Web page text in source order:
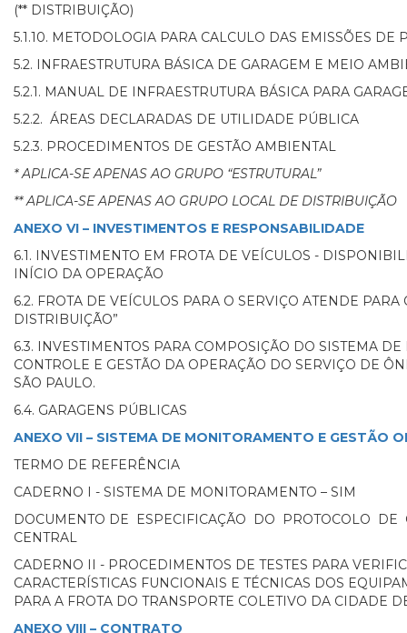
(** DISTRIBUIÇÃO)
5.1.10. METODOLOGIA PARA CALCULO DAS EMISSÕES DE
5.2. INFRAESTRUTURA BÁSICA DE GARAGEM E MEIO
5.2.1. MANUAL DE INFRAESTRUTURA BÁSICA PARA
5.2.2. ÁREAS DECLARADAS DE UTILIDADE PÚBLICA
5.2.3. PROCEDIMENTOS DE GESTÃO AMBIENTAL
* APLICA-SE APENAS AO GRUPO “ESTRUTURAL”
** APLICA-SE APENAS AO GRUPO LOCAL DE DISTRIBUIÇÃO
ANEXO VI – INVESTIMENTOS E RESPONSABILIDADE
6.1. INVESTIMENTO EM FROTA DE VEÍCULOS -
INÍCIO DA OPERAÇÃO
6.2. FROTA DE VEÍCULOS PARA O SERVIÇO ATENDE PARA
DISTRIBUIÇÃO”
6.3. INVESTIMENTOS PARA COMPOSIÇÃO DO SISTEMA
CONTROLE E GESTÃO DA OPERAÇÃO DO SERVIÇO DE
SÃO PAULO.
6.4. GARAGENS PÚBLICAS
ANEXO VII – SISTEMA DE MONITORAMENTO E GESTÃO
TERMO DE REFERÊNCIA
CADERNO I - SISTEMA DE MONITORAMENTO – SIM
DOCUMENTO DE ESPECIFICAÇÃO DO PROTOCOLO DE
CENTRAL
CADERNO II - PROCEDIMENTOS DE TESTES PARA
CARACTERÍSTICAS FUNCIONAIS E TÉCNICAS DOS
PARA A FROTA DO TRANSPORTE COLETIVO DA CIDADE
ANEXO VIII – CONTRATO